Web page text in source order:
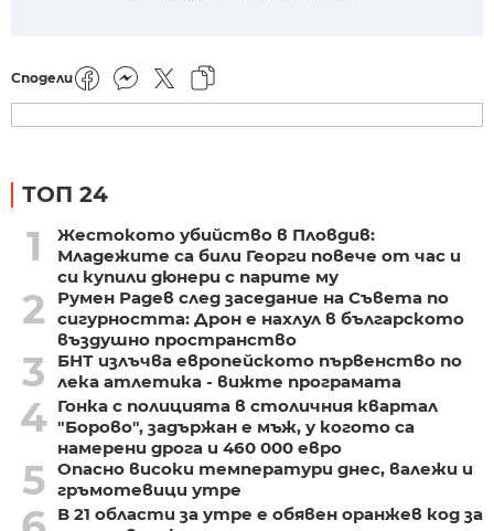
Сподели
ТОП 24
1
Жестокото убийство в Пловдив:
Младежите са били Георги повече от час и
си купили дюнери с парите му
2
Румен Радев след заседание на Съвета по
сигурността: Дрон е нахлул в българското
въздушно пространство
3
БНТ излъчва европейското първенство по
лека атлетика - вижте програмата
4 Гонка с полицията в столичния квартал
"Борово", задържан е мъж, у когото са
намерени дрога и 460 000 евро
5 Опасно високи температури днес, валежи и
гръмотевици утре
В 21 области за утре е обявен оранжев код за